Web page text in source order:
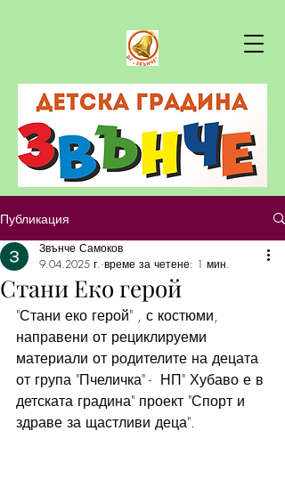
Публикация
Стани Еко герой
Звънче Самоков
9.04.2025 г. време за четене: 1 мин.
"Стани еко герой" , с костюми,
направени от рециклируеми
материали от родителите на децата
от група "Пчеличка" -  НП" Хубаво е в
детската градина" проект "Спорт и
здраве за щастливи деца".